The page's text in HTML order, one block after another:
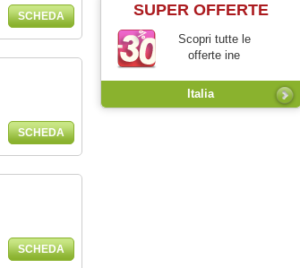
SCHEDA
SCHEDA
SCHEDA
SUPER OFFERTE
Scopri tutte le
offerte ine
Italia